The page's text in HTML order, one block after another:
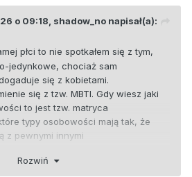
o 09:18, shadow_no napisał(a):
płci to nie spotkałem się z tym,
jedynkowe, chociaż sam
się z kobietami.
się z tzw. MBTI. Gdy wiesz jaki
to jest tzw. matryca
typy osobowości mają tak, że
z pewnymi innymi
Rozwiń